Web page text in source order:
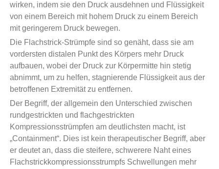
wirken, indem sie den Druck ausdehnen und Flüssigkeit
von einem Bereich mit hohem Druck zu einem Bereich
mit geringerem Druck bewegen.
Die Flachstrick-Strümpfe sind so genäht, dass sie am
vordersten distalen Punkt des Körpers mehr Druck
aufbauen, wobei der Druck zur Körpermitte hin stetig
abnimmt, um zu helfen, stagnierende Flüssigkeit aus der
betroffenen Extremität zu entfernen.
Der Begriff, der allgemein den Unterschied zwischen
rundgestrickten und flachgestrickten
Kompressionsstrümpfen am deutlichsten macht, ist
„Containment“. Dies ist kein therapeutischer Begriff, aber
er deutet an, dass die steifere, schwerere Naht eines
Flachstrickkompressionsstrumpfs Schwellungen mehr